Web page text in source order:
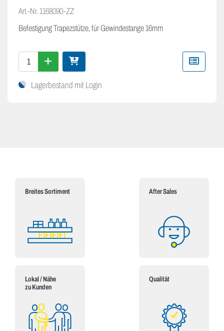
Art.-Nr.1168090-ZZ
Befestigung Trapezstütze, für Gewindestange 16mm
Lagerbestand mit Login
Breites Sortiment After Sales
Lokal / Nähe
zu Kunden
Qualität